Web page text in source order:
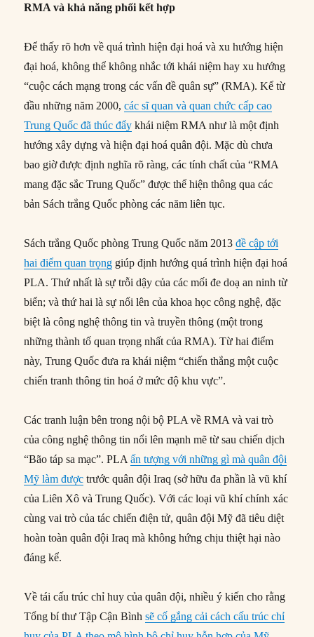
RMA và khả năng phối kết hợp
Để thấy rõ hơn về quá trình hiện đại hoá và xu hướng hiện
đại hoá, không thể không nhắc tới khái niệm hay xu hướng
“cuộc cách mạng trong các vấn đề quân sự” (RMA). Kể từ
đầu những năm 2000,các sĩ quan và quan chức cấp cao
Trung Quốc đã thúc đẩy khái niệm RMA như là một định
hướng xây dựng và hiện đại hoá quân đội. Mặc dù chưa
bao giờ được định nghĩa rõ ràng, các tính chất của “RMA
mang đặc sắc Trung Quốc” được thể hiện thông qua các
bản Sách trắng Quốc phòng các năm liên tục.
Sách trắng Quốc phòng Trung Quốc năm 2013đề cập tới
hai điểm quan trọng giúp định hướng quá trình hiện đại hoá
PLA. Thứ nhất là sự trỗi dậy của các mối đe doạ an ninh từ
biển; và thứ hai là sự nổi lên của khoa học công nghệ, đặc
biệt là công nghệ thông tin và truyền thông (một trong
những thành tố quan trọng nhất của RMA). Từ hai điểm
này, Trung Quốc đưa ra khái niệm “chiến thắng một cuộc
chiến tranh thông tin hoá ở mức độ khu vực”.
Các tranh luận bên trong nội bộ PLA về RMA và vai trò
của công nghệ thông tin nổi lên mạnh mẽ từ sau chiến dịch
“Bão táp sa mạc”. PLAấn tượng với những gì mà quân đội
Mỹ làm được trước quân đội Iraq (sở hữu đa phần là vũ khí
của Liên Xô và Trung Quốc). Với các loại vũ khí chính xác
cùng vai trò của tác chiến điện tử, quân đội Mỹ đã tiêu diệt
hoàn toàn quân đội Iraq mà không hứng chịu thiệt hại nào
đáng kể.
Về tái cấu trúc chỉ huy của quân đội, nhiều ý kiến cho rằng
Tổng bí thư Tập Cận Bìnhsẽ cố gắng cải cách cấu trúc chỉ